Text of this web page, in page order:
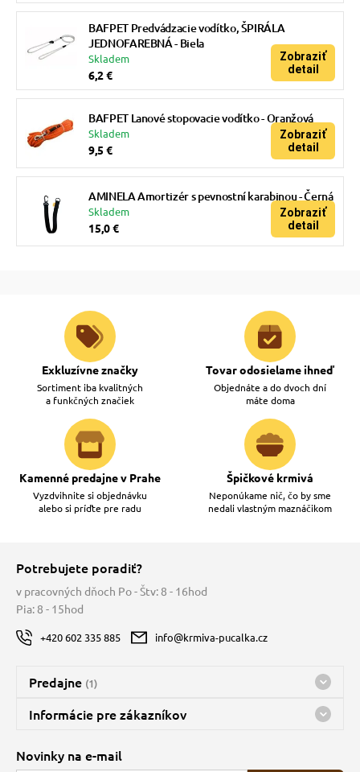
BAFPET Predvádzacie vodítko, ŠPIRÁLA
JEDNOFAREBNÁ - Biela
Skladem
6,2 €
Zobraziť
detail
BAFPET Lanové stopovacie vodítko - Oranžová
Skladem
9,5 €
Zobraziť
detail
AMINELA Amortizér s pevnostní karabinou - Černá
Skladem
15,0 €
Zobraziť
detail
Exkluzívne značky
Sortiment iba kvalitných
a funkčných značiek
Tovar odosielame ihneď
Objednáte a do dvoch dní
máte doma
Kamenné predajne v Prahe
Vyzdvihnite si objednávku
alebo si príďte pre radu
Špičkové krmivá
Neponúkame nič, čo by sme
nedali vlastným maznáčikom
Potrebujete poradiť?
v pracovných dňoch Po - Štv: 8 - 16hod
Pia: 8 - 15hod
+420 602 335 885 info@krmiva-pucalka.cz
Predajne (1)
Predajňa a sklad Kbely
nes máme otvorené 08:00 - 15:00
Informácie pre zákazníkov
Novinky na e-mail